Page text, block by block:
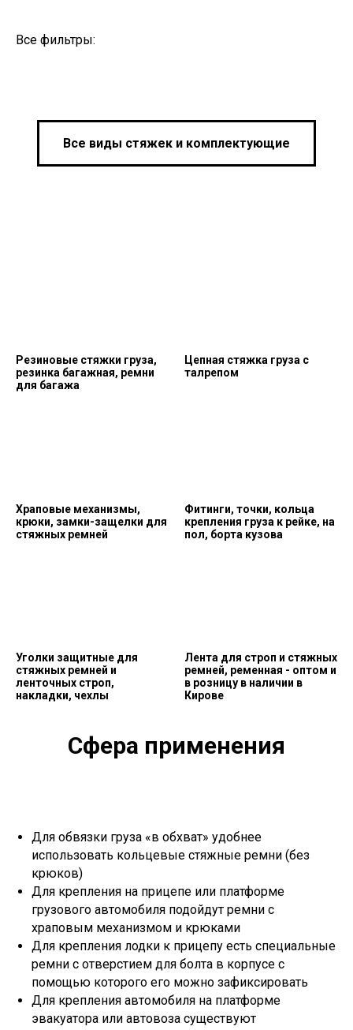
Все фильтры:
Все виды стяжек и комплектующие
Резиновые стяжки груза,
резинка багажная, ремни
для багажа
Цепная стяжка груза с
талрепом
Храповые механизмы,
крюки, замки-защелки для
стяжных ремней
Фитинги, точки, кольца
крепления груза к рейке, на
пол, борта кузова
Уголки защитные для
стяжных ремней и
ленточных строп,
накладки, чехлы
Лента для строп и стяжных
ремней, ременная - оптом и
в розницу в наличии в
Кирове
Сфера применения
Для обвязки груза «в обхват» удобнее
использовать кольцевые стяжные ремни (без
крюков)
Для крепления на прицепе или платформе
грузового автомобиля подойдут ремни с
храповым механизмом и крюками
Для крепления лодки к прицепу есть специальные
ремни с отверстием для болта в корпусе с
помощью которого его можно зафиксировать
Для крепления автомобиля на платформе
эвакуатора или автовоза существуют